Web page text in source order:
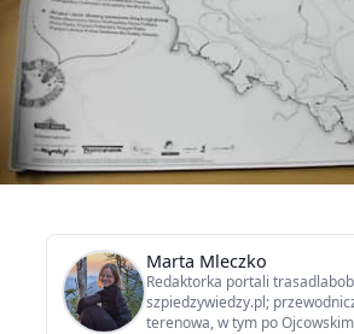
Marta Mleczko
Redaktorka portali
szpiedzywiedzy.pl;
terenowa, w tym po